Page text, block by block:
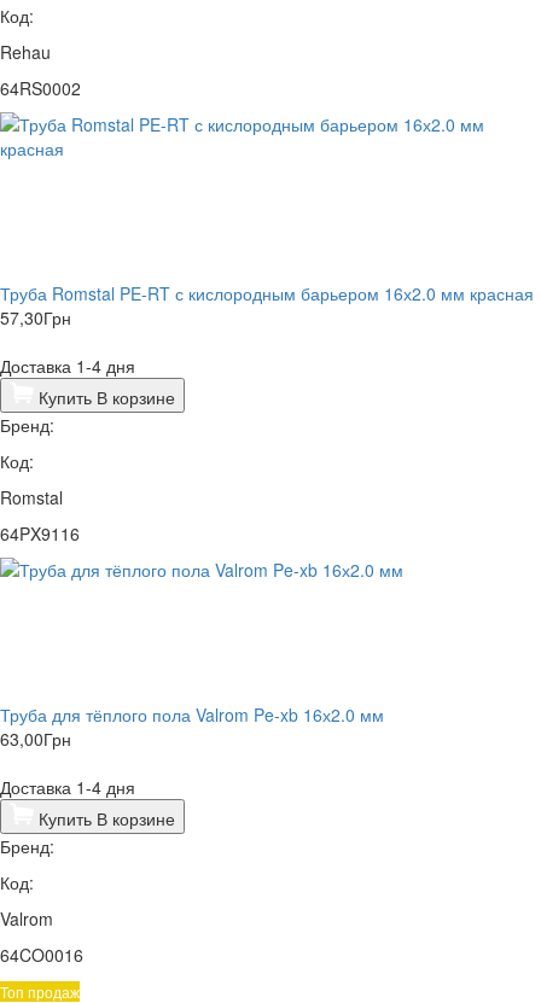
Код:
Rehau
64RS0002
Труба Romstal PE-RT с кислородным барьером 16х2.0 мм красная
57,30Грн
Доставка 1-4 дня
Купить В корзине
Бренд:
Код:
Romstal
64PX9116
Труба для тёплого пола Valrom Pe-xb 16х2.0 мм
63,00Грн
Доставка 1-4 дня
Купить В корзине
Бренд:
Код:
Valrom
64CO0016
Топ продаж